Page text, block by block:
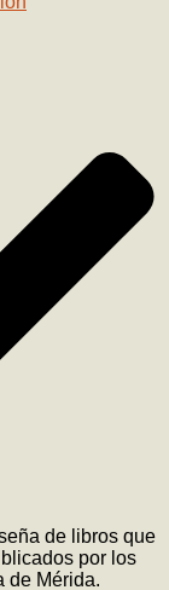
de libros que
por los
de Mérida.